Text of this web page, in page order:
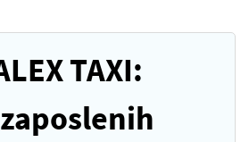
TAXI: